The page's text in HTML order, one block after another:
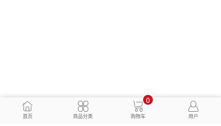
首页 商品分类 购物车
0
用户